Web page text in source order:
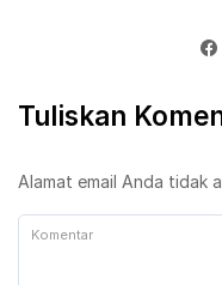
Tuliskan
Alamat email Anda tidak
Komentar